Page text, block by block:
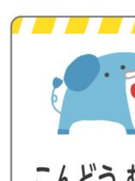
会員登録